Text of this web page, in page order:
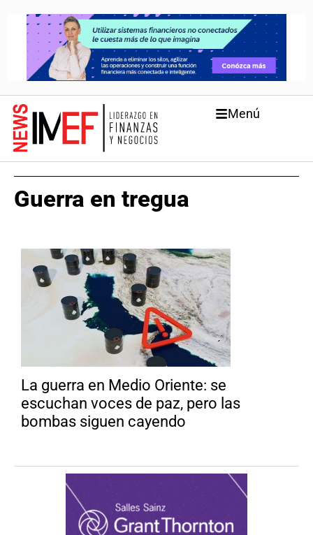
Menú
Guerra en tregua
La guerra en Medio Oriente: se
escuchan voces de paz, pero las
bombas siguen cayendo